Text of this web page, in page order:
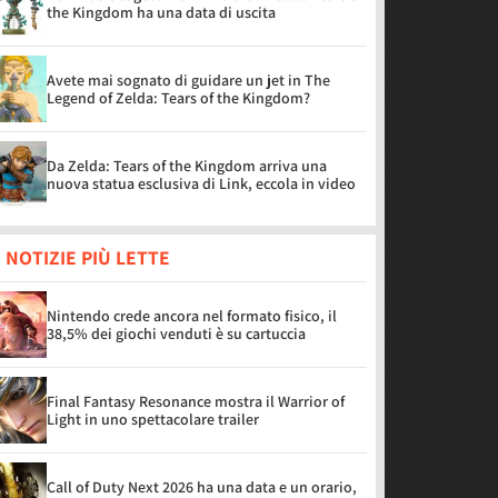
the Kingdom ha una data di uscita
Avete mai sognato di guidare un jet in The
Legend of Zelda: Tears of the Kingdom?
Da Zelda: Tears of the Kingdom arriva una
nuova statua esclusiva di Link, eccola in video
NOTIZIE PIÙ LETTE
Nintendo crede ancora nel formato fisico, il
38,5% dei giochi venduti è su cartuccia
Final Fantasy Resonance mostra il Warrior of
Light in uno spettacolare trailer
Call of Duty Next 2026 ha una data e un orario,